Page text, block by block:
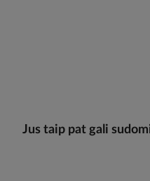
Jus taip pat gali